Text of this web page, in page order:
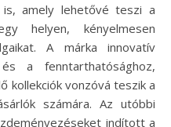
amely lehetővé teszi a
helyen, kényelmesen
A márka innovatív
a fenntarthatósághoz,
kollekciók vonzóvá teszik a
számára. Az utóbbi
indított a